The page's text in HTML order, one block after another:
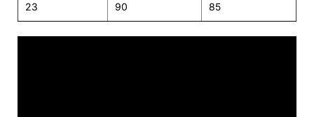
23 90 85